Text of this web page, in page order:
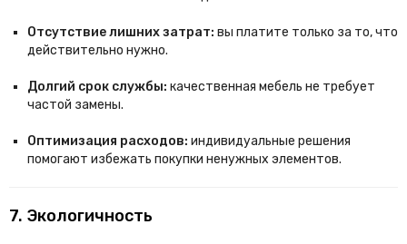
Отсутствие лишних затрат: вы платите только за то, что
действительно нужно.
Долгий срок службы: качественная мебель не требует
частой замены.
Оптимизация расходов: индивидуальные решения
помогают избежать покупки ненужных элементов.
7. Экологичность